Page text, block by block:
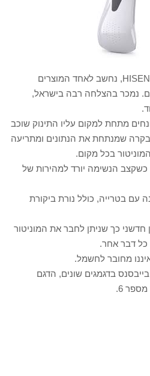
מוניטור נשימתי של חברת HISENSE, נחשב לאחד המוצרים
נמכר בהצלחה רבה בישראל,
מתחת למקום עליו התינוק שוכב
שמנתחת את הנתונים ומתריעה
בכל מקום.
הנשימה יורד למהירות של
עם בטרייה, כולל נורת ביקורת
חדשני כך שניתן לחבר את המוניטור
כל דבר אחר.
מחובר לחשמל.
בדגמגים שונים, הדגם
6.